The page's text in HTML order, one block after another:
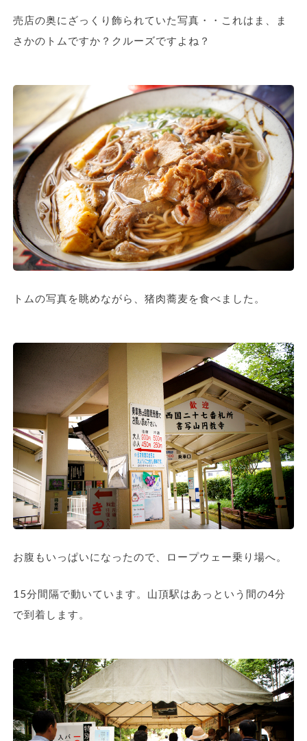
売店の奥にざっくり飾られていた写真・・これはま、ま
さかのトムですか？クルーズですよね？
トムの写真を眺めながら、猪肉蕎麦を食べました。
お腹もいっぱいになったので、ロープウェー乗り場へ。
15分間隔で動いています。山頂駅はあっという間の4分
で到着します。